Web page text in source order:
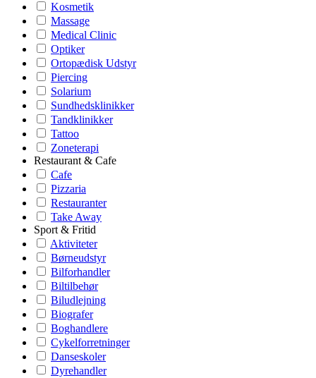
Kosmetik
Massage
Medical Clinic
Optiker
Ortopædisk Udstyr
Piercing
Solarium
Sundhedsklinikker
Tandklinikker
Tattoo
Zoneterapi
Restaurant & Cafe
Cafe
Pizzaria
Restauranter
Take Away
Sport & Fritid
Aktiviteter
Børneudstyr
Bilforhandler
Biltilbehør
Biludlejning
Biografer
Boghandlere
Cykelforretninger
Danseskoler
Dyrehandler